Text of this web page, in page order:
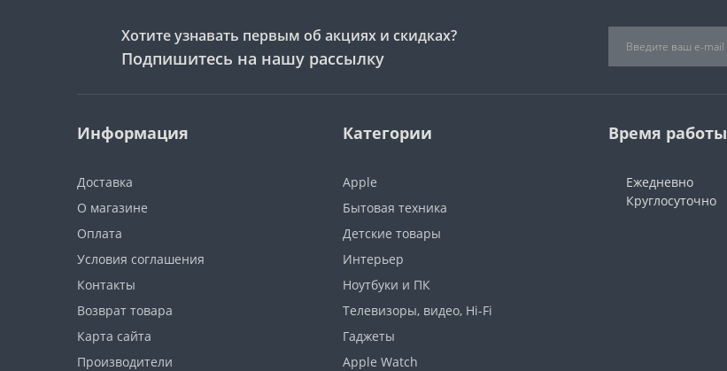
Хотите узнавать первым об акциях и скидках?
Подпишитесь на нашу рассылку
Информация
Доставка
О магазине
Оплата
Условия соглашения
Контакты
Возврат товара
Карта сайта
Производители
Категории
Apple
Бытовая техника
Детские товары
Интерьер
Ноутбуки и ПК
Телевизоры, видео, Hi-Fi
Гаджеты
Apple Watch
Время работы
Ежедневно
Круглосуточно